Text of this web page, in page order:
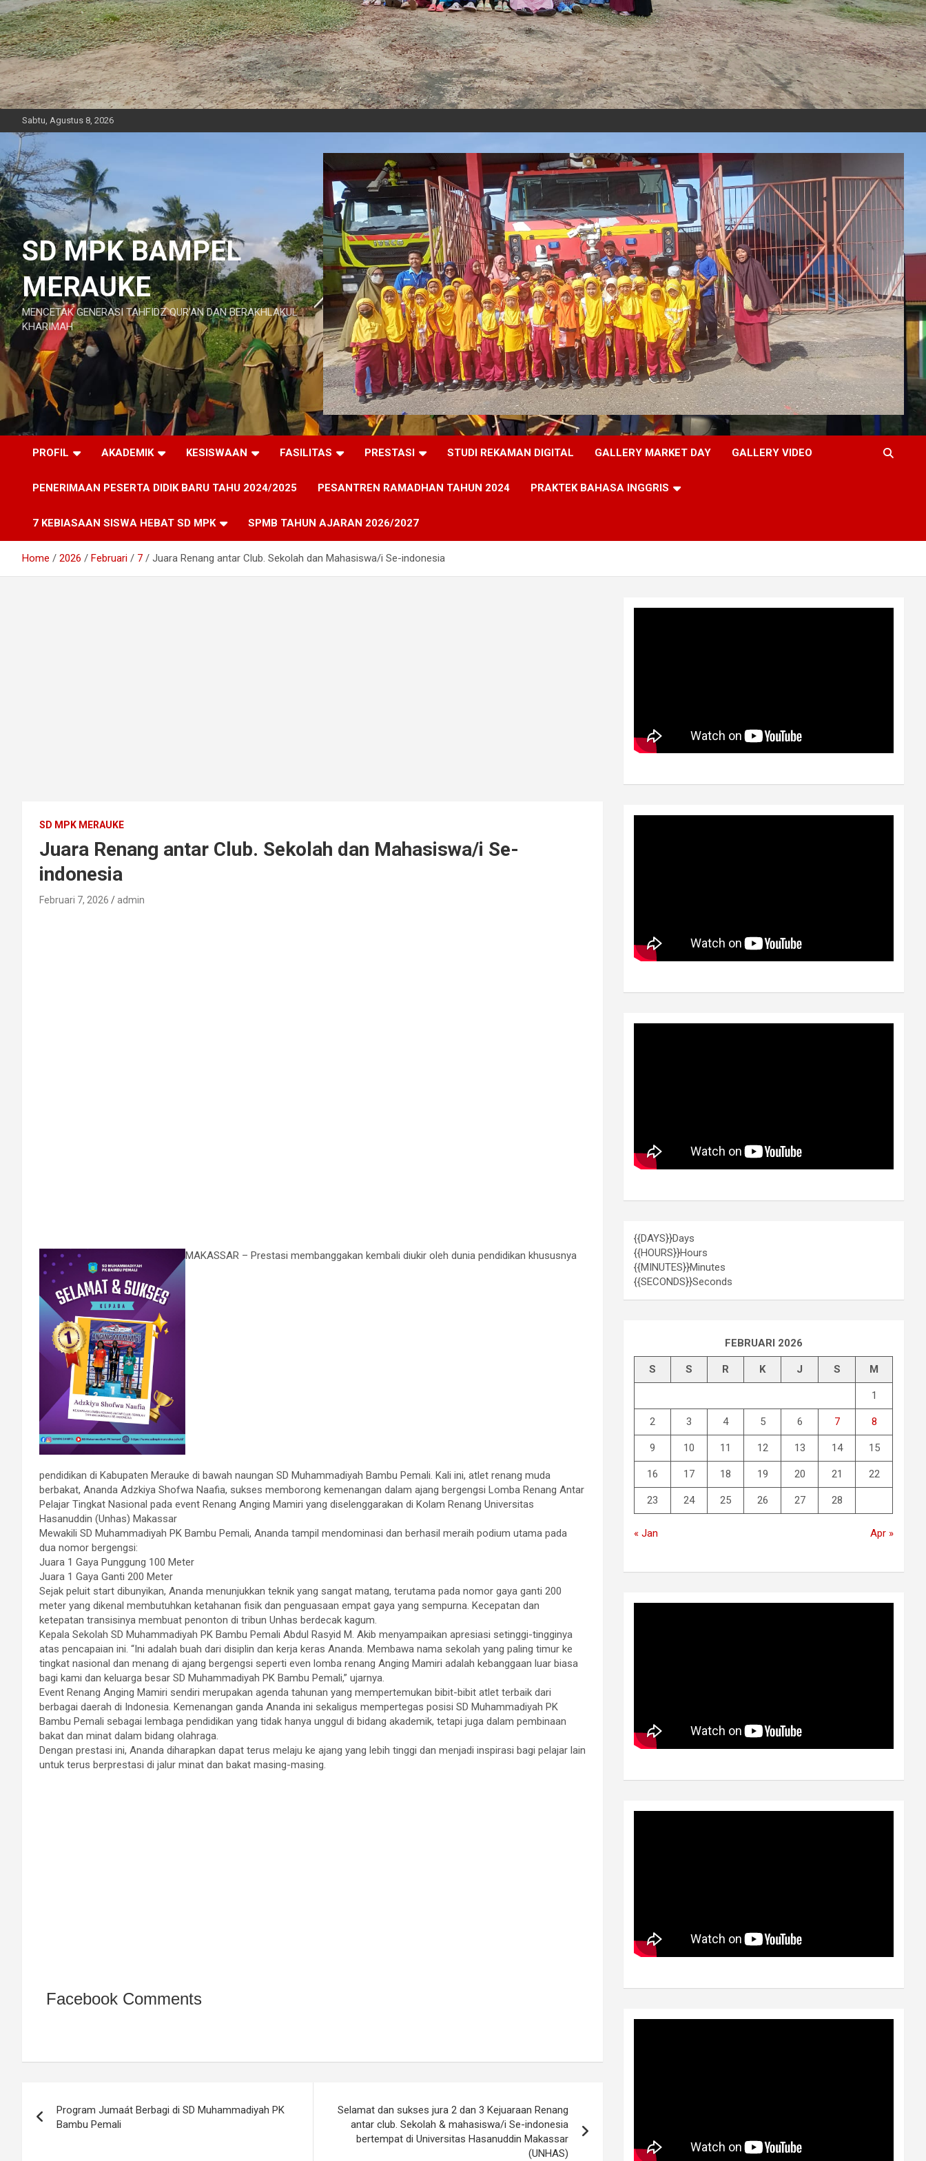
Sabtu, Agustus 8, 2026
SD MPK BAMPEL
MERAUKE
MENCETAK GENERASI TAHFIDZ QUR'AN DAN BERAKHLAKUL
KHARIMAH
PROFIL AKADEMIK KESISWAAN FASILITAS PRESTASI STUDI REKAMAN DIGITAL GALLERY MARKET DAY GALLERY VIDEO
PENERIMAAN PESERTA DIDIK BARU TAHU 2024/2025 PESANTREN RAMADHAN TAHUN 2024 PRAKTEK BAHASA INGGRIS
7 KEBIASAAN SISWA HEBAT SD MPK SPMB TAHUN AJARAN 2026/2027
Home 2026 Februari 7 Juara Renang antar Club. Sekolah dan Mahasiswa/i Se-indonesia
SD MPK MERAUKE
Juara Renang antar Club. Sekolah dan Mahasiswa/i Se-
indonesia
Februari 7, 2026 admin
MAKASSAR – Prestasi membanggakan kembali diukir oleh dunia pendidikan khususnya
pendidikan di Kabupaten Merauke di bawah naungan SD Muhammadiyah Bambu Pemali. Kali ini, atlet renang muda
berbakat, Ananda Adzkiya Shofwa Naafia, sukses memborong kemenangan dalam ajang bergengsi Lomba Renang Antar
Pelajar Tingkat Nasional pada event Renang Anging Mamiri yang diselenggarakan di Kolam Renang Universitas
Hasanuddin (Unhas) Makassar
Mewakili SD Muhammadiyah PK Bambu Pemali, Ananda tampil mendominasi dan berhasil meraih podium utama pada
dua nomor bergengsi:
Juara 1 Gaya Punggung 100 Meter
Juara 1 Gaya Ganti 200 Meter
Sejak peluit start dibunyikan, Ananda menunjukkan teknik yang sangat matang, terutama pada nomor gaya ganti 200
meter yang dikenal membutuhkan ketahanan fisik dan penguasaan empat gaya yang sempurna. Kecepatan dan
ketepatan transisinya membuat penonton di tribun Unhas berdecak kagum.
Kepala Sekolah SD Muhammadiyah PK Bambu Pemali Abdul Rasyid M. Akib menyampaikan apresiasi setinggi-tingginya
atas pencapaian ini. “Ini adalah buah dari disiplin dan kerja keras Ananda. Membawa nama sekolah yang paling timur ke
tingkat nasional dan menang di ajang bergengsi seperti even lomba renang Anging Mamiri adalah kebanggaan luar biasa
bagi kami dan keluarga besar SD Muhammadiyah PK Bambu Pemali,” ujarnya.
Event Renang Anging Mamiri sendiri merupakan agenda tahunan yang mempertemukan bibit-bibit atlet terbaik dari
berbagai daerah di Indonesia. Kemenangan ganda Ananda ini sekaligus mempertegas posisi SD Muhammadiyah PK
Bambu Pemali sebagai lembaga pendidikan yang tidak hanya unggul di bidang akademik, tetapi juga dalam pembinaan
bakat dan minat dalam bidang olahraga.
Dengan prestasi ini, Ananda diharapkan dapat terus melaju ke ajang yang lebih tinggi dan menjadi inspirasi bagi pelajar lain
untuk terus berprestasi di jalur minat dan bakat masing-masing.
Facebook Comments
pos
Program Jumaát Berbagi di SD Muhammadiyah PK
Bambu Pemali
Selamat dan sukses jura 2 dan 3 Kejuaraan Renang
antar club. Sekolah & mahasiswa/i Se-indonesia
bertempat di Universitas Hasanuddin Makassar
(UNHAS)
{{DAYS}}Days
{{HOURS}}Hours
{{MINUTES}}Minutes
{{SECONDS}}Seconds
FEBRUARI 2026
S S R K J S M
1
2 3 4 5 6 7 8
9 10 11 12 13 14 15
16 17 18 19 20 21 22
23 24 25 26 27 28
« Jan Apr »